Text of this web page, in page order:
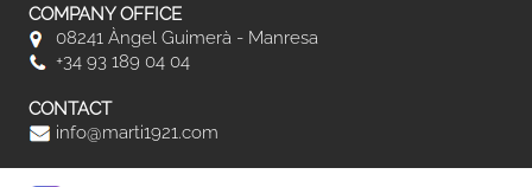
COMPANY OFFICE
08241 Àngel Guimerà - Manresa
+34 93 189 04 04
CONTACT
info@marti1921.com